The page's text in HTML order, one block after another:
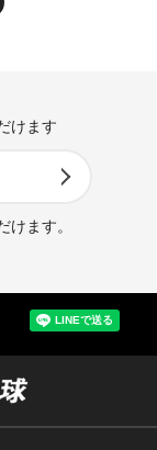
けます
けます。